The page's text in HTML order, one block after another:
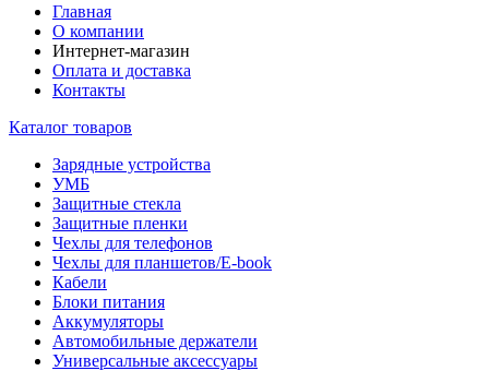
Главная
О компании
Интернет-магазин
Оплата и доставка
Контакты
Каталог товаров
Зарядные устройства
УМБ
Защитные стекла
Защитные пленки
Чехлы для телефонов
Чехлы для планшетов/E-book
Кабели
Блоки питания
Аккумуляторы
Автомобильные держатели
Универсальные аксессуары